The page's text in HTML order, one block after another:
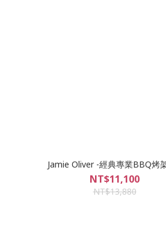
Jamie Oliver -經典專業BBQ烤
NT$11,100
NT$13,880